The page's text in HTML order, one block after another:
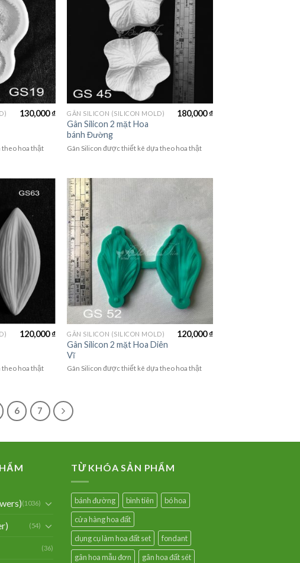
130,000₫
theo hoa thật
GÂN SILICON (SILICON MOLD)
Gân Silicon 2 mặt Hoa
bánh Đường
180,000₫
Gân Silicon được thiết kê dựa theo hoa thật
120,000₫
theo hoa thật
GÂN SILICON (SILICON MOLD)
Gân Silicon 2 mặt Hoa Diên
Vĩ
120,000₫
Gân Silicon được thiết kê dựa theo hoa thật
6 7
(1036)
(54)
(36)
TỪ KHÓA SẢN PHẨM
bánh đường bình tiên
bó hoa
cửa hàng hoa đất
dụng cụ làm hoa đất set
fondant
gân hoa mẫu đơn
gân hoa đất sét